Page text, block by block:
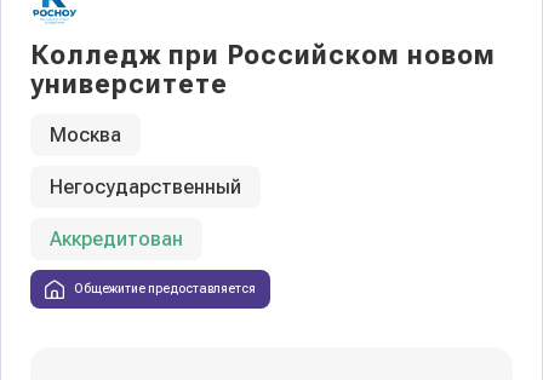
Колледж при Российском новом
университете
Москва
Негосударственный
Аккредитован
Общежитие предоставляется